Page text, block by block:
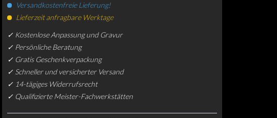
Versandkostenfreie Lieferung!
Lieferzeit anfragbare Werktage
✓ Kostenlose Anpassung und Gravur
✓ Persönliche Beratung
✓ Gratis Geschenkverpackung
✓ Schneller und versicherter Versand
✓ 14-tägiges Widerrufsrecht
✓ Qualifizierte Meister-Fachwerkstätten